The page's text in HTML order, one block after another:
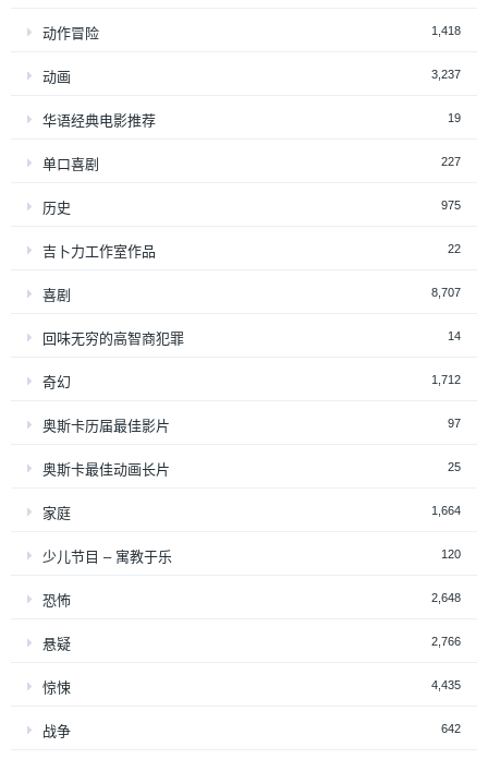
动作冒险 1,418
动画 3,237
华语经典电影推荐 19
单口喜剧 227
历史 975
吉卜力工作室作品 22
喜剧 8,707
回味无穷的高智商犯罪 14
奇幻 1,712
奥斯卡历届最佳影片 97
奥斯卡最佳动画长片 25
家庭 1,664
少儿节目 – 寓教于乐 120
恐怖 2,648
悬疑 2,766
惊悚 4,435
战争 642